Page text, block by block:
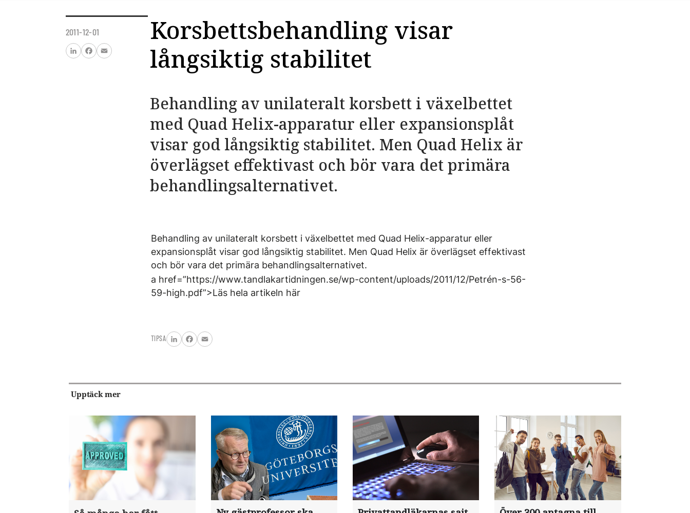
2011-12-01
FacebookEmail
Korsbettsbehandling visar
långsiktig stabilitet
Behandling av unilateralt korsbett i växelbettet
med Quad Helix-apparatur eller expansionsplåt
visar god långsiktig stabilitet. Men Quad Helix är
överlägset effektivast och bör vara det primära
behandlingsalternativet.
Behandling av unilateralt korsbett i växelbettet med Quad Helix-apparatur eller
expansionsplåt visar god långsiktig stabilitet. Men Quad Helix är överlägset effektivast
och bör vara det primära behandlingsalternativet.
a href=”https://www.tandlakartidningen.se/wp-content/uploads/2011/12/Petrén-s-56-
59-high.pdf”>Läs hela artikeln här
TIPSA
LinkedInFacebook
Email
Upptäck mer